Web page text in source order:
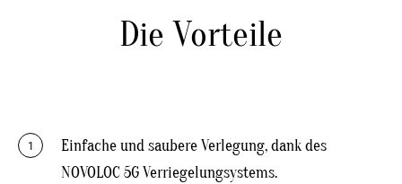
Die Vorteile
1
Einfache und saubere Verlegung, dank des
NOVOLOC 5G Verriegelungsystems.